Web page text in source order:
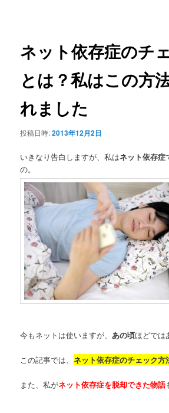
ネット依存症のチ
とは？私はこの方
れました
投稿日時:2013年12月2日
いきなり告白しますが、私はネット依存症
の。
今もネットは使いますが、あの頃ほどでは
この記事では、ネット依存症のチェック方
また、私がネット依存症を脱却できた物語